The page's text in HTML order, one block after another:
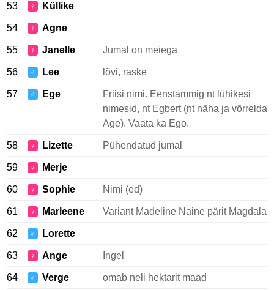
53 ♀ Küllike
54 ♀ Agne
55 ♀ Janelle Jumal on meiega
56 ♂ Lee lõvi, raske
57 ♂ Ege
Friisi nimi. Eenstammig nt lühikesi
nimesid, nt Egbert (nt näha ja võrrelda
Age). Vaata ka Ego.
58 ♀ Lizette Pühendatud jumal
59 ♀ Merje
60 ♀ Sophie Nimi (ed)
61 ♀ Marleene Variant Madeline Naine pärit Magdala
62 ♂ Lorette
63 ♀ Ange Ingel
64 ♂ Verge omab neli hektarit maad